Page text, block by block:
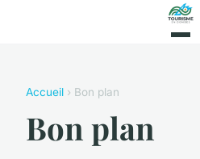
Accueil › Bon plan
Bon plan